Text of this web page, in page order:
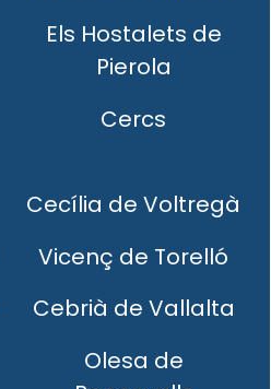
Els Hostalets de
Pierola
Cercs
Cecília de Voltregà
Vicenç de Torelló
Cebrià de Vallalta
Olesa de